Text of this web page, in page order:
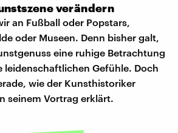
verändern
an Fußball oder Popstars,
oder Museen. Denn bisher galt,
eine ruhige Betrachtung
leidenschaftlichen Gefühle. Doch
wie der Kunsthistoriker
seinem Vortrag erklärt.